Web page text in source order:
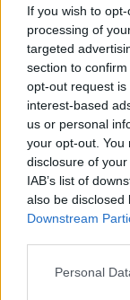
If you wish to
processing of
targeted
section to
opt-out request
interest-based
us or personal
your opt-out. You
disclosure of
IAB’s list of
also be disclosed
Downstream
Please note that
Personal
Την ίδια ώρα
απειλεί με
των
γειτονική
του Οpen
Μόρια
μεταναστών
Τουρκίας
Την Τρίτη
λέμβους,